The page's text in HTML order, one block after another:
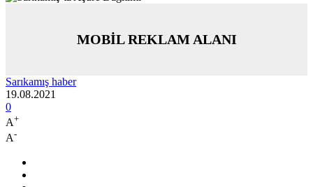
MOBİL REKLAM ALANI
Sarıkamış haber
19.08.2021
0
A+
A-